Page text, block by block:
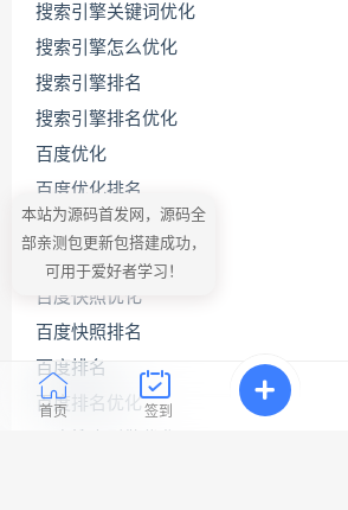
搜索引擎关键词优化
搜索引擎怎么优化
搜索引擎排名
搜索引擎排名优化
百度优化
百度优化排名
百度关键词优化
百度关键词优化公司
百度快照优化
百度快照排名
百度排名
百度排名优化
首页 签到
本站为源码首发网，源码全
部亲测包更新包搭建成功，
可用于爱好者学习！